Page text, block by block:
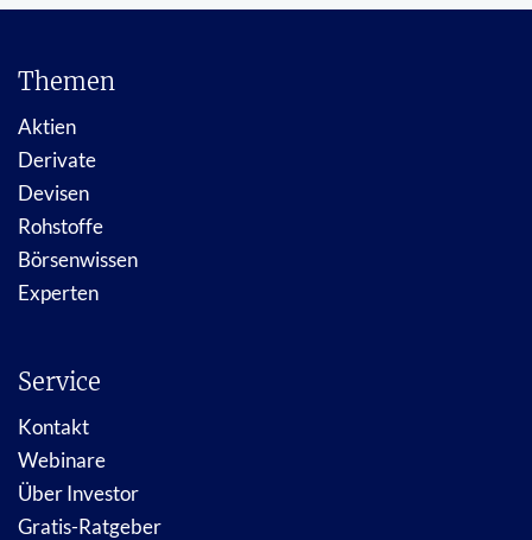
Themen
Aktien
Derivate
Devisen
Rohstoffe
Börsenwissen
Experten
Service
Kontakt
Webinare
Über Investor
Gratis-Ratgeber